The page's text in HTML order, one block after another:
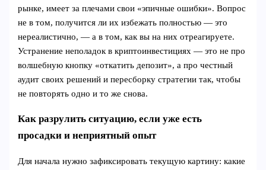
рынке, имеет за плечами свои «эпичные ошибки». Вопрос
не в том, получится ли их избежать полностью — это
нереалистично, — а в том, как вы на них отреагируете.
Устранение неполадок в криптоинвестициях — это не про
волшебную кнопку «откатить депозит», а про честный
аудит своих решений и пересборку стратегии так, чтобы
не повторять одно и то же снова.
Как разрулить ситуацию, если уже есть
просадки и неприятный опыт
Для начала нужно зафиксировать текущую картину: какие